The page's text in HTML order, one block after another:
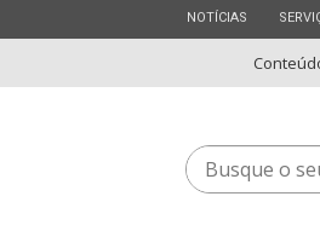
ESTADO
NOTÍCIAS
Busque
o